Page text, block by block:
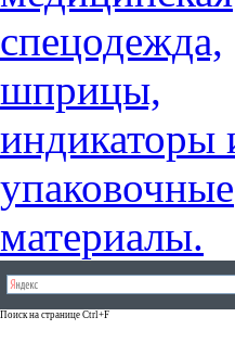
Поиск на странице Ctrl+F